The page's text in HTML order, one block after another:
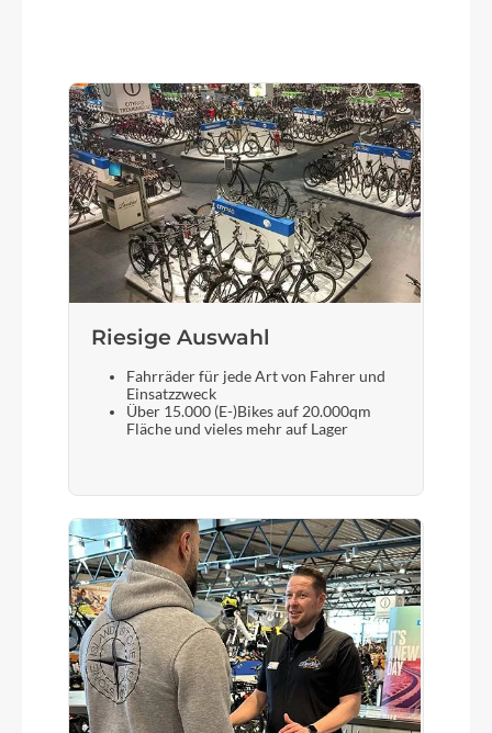
Gewicht
12,2 kg
Laufradgröße
29"
Schalthebel
Bremshebel
Sram
Steuersatz
ACROS AZF-675, ICR (Integrated Cable Routing),
Top Zero-Stack 1 1/2" (ZS 56mm), Bottom Zero-
Stack 1 1/2" (ZS 56mm), Fiber Inserts for Angle
Adjustment
Sattel
Natural Fit Nuance SLT Carbon
Riesige Auswahl
Fahrräder für jede Art von Fahrer und
Einsatzzweck
Über 15.000 (E-)Bikes auf 20.000qm
Fläche und vieles mehr auf Lager